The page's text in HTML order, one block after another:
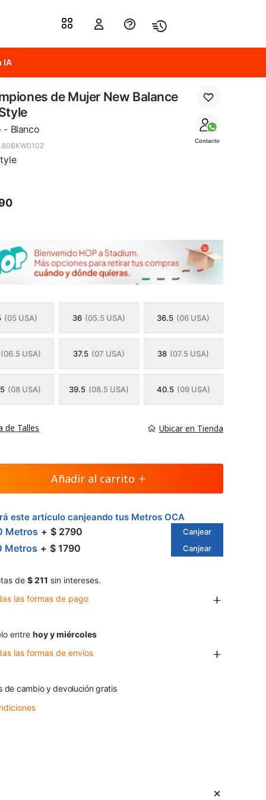
IA
de Mujer New Balance
- Blanco
Contacto
(05 USA) 36 (05.5 USA) 36.5 (06 USA)
(06.5 USA) 37.5 (07 USA) 38 (07.5 USA)
(08 USA) 39.5 (08.5 USA) 40.5 (09 USA)
de Talles Ubicar en Tienda
Añadir al carrito
este artículo canjeando tus Metros OCA
Metros $ 2790 Canjear
Metros $ 1790 Canjear
de $ 211 sin intereses.
las formas de pago
entre hoy y miércoles
las formas de envíos
de cambio y devolución gratis